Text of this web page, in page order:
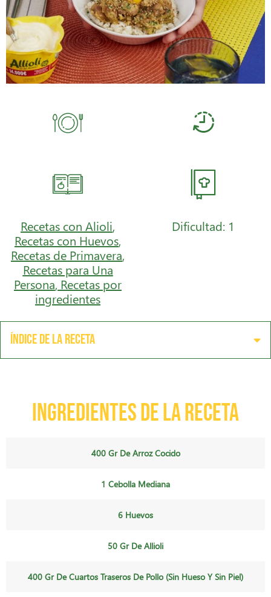
Recetas con Alioli,
Recetas con Huevos,
Recetas de Primavera,
Recetas para Una
Persona, Recetas por
ingredientes
Dificultad: 1
Índice de la receta
Ingredientes de la receta
400 Gr De Arroz Cocido
1 Cebolla Mediana
6 Huevos
50 Gr De Allioli
400 Gr De Cuartos Traseros De Pollo (sin Hueso Y Sin Piel)